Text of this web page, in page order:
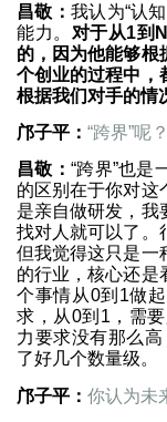
昌敬： 我认为“认
能力。 对于从1到
的，因为他能够根
个创业的过程中，
根据我们对手的情
邝子平： “跨界”呢？
昌敬： “跨界”也是
的区别在于你对这
是亲自做研发，我
找对人就可以了。
但我觉得这只是一
的行业，核心还是
个事情从0到1做
求，从0到1，需
力要求没有那么
了好几个数量级。
邝子平： 你认为未